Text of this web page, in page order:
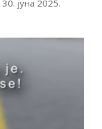
30. јуна 2025.